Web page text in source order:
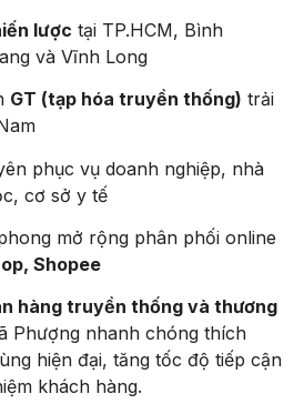
lược tại TP.HCM, Bình
và Vĩnh Long
GT (tạp hóa truyền thống) trải
phục vụ doanh nghiệp, nhà
cơ sở y tế
mở rộng phân phối online
Shopee
hàng truyền thống và thương
Phượng nhanh chóng thích
hiện đại, tăng tốc độ tiếp cận
khách hàng.